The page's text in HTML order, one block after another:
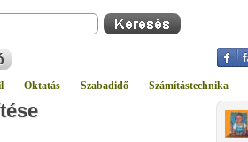
Oktatás Szabadidő Számítástechnika